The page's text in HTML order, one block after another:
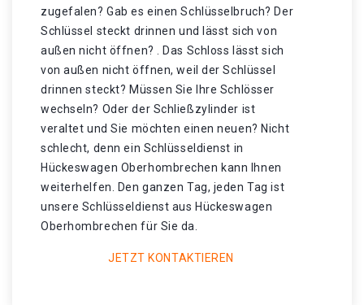
zugefalen? Gab es einen Schlüsselbruch? Der
Schlüssel steckt drinnen und lässt sich von
außen nicht öffnen? . Das Schloss lässt sich
von außen nicht öffnen, weil der Schlüssel
drinnen steckt? Müssen Sie Ihre Schlösser
wechseln? Oder der Schließzylinder ist
veraltet und Sie möchten einen neuen? Nicht
schlecht, denn ein Schlüsseldienst in
Hückeswagen Oberhombrechen kann Ihnen
weiterhelfen. Den ganzen Tag, jeden Tag ist
unsere Schlüsseldienst aus Hückeswagen
Oberhombrechen für Sie da.
JETZT KONTAKTIEREN